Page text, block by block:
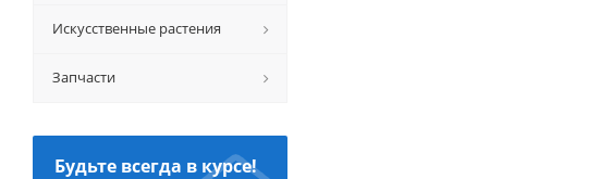
Искусственные растения
Запчасти
Будьте всегда в курсе!